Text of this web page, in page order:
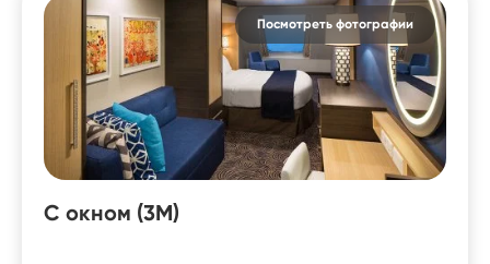
Посмотреть фотографии
С окном (3M)